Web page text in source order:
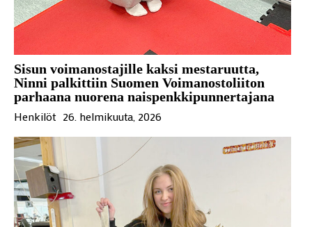
Sisun voimanostajille kaksi mestaruutta,
Ninni palkittiin Suomen Voimanostoliiton
parhaana nuorena naispenkkipunnertajana
Henkilöt 26. helmikuuta, 2026